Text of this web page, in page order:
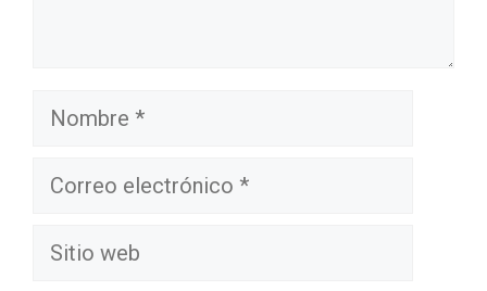
Nombre
Correo
Sitio